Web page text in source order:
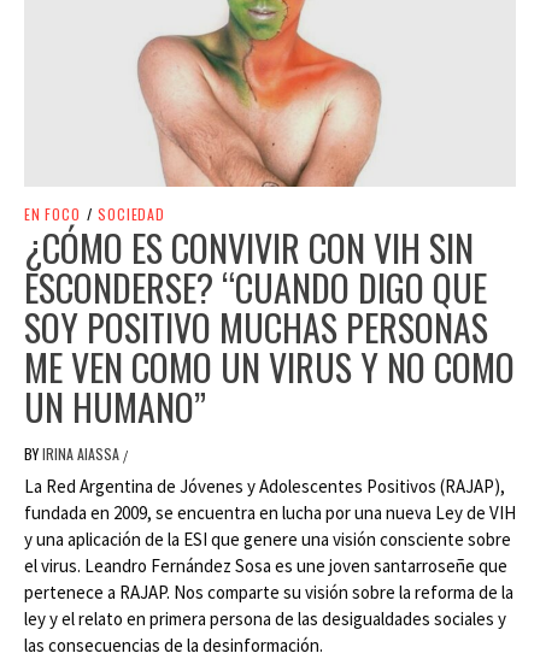
EN FOCO / SOCIEDAD
¿CÓMO ES CONVIVIR CON VIH SIN
ESCONDERSE? “CUANDO DIGO QUE
SOY POSITIVO MUCHAS PERSONAS
ME VEN COMO UN VIRUS Y NO COMO
UN HUMANO”
BYIRINA AIASSA /
La Red Argentina de Jóvenes y Adolescentes Positivos (RAJAP),
fundada en 2009, se encuentra en lucha por una nueva Ley de VIH
y una aplicación de la ESI que genere una visión consciente sobre
el virus. Leandro Fernández Sosa es une joven santarroseñe que
pertenece a RAJAP. Nos comparte su visión sobre la reforma de la
ley y el relato en primera persona de las desigualdades sociales y
las consecuencias de la desinformación.